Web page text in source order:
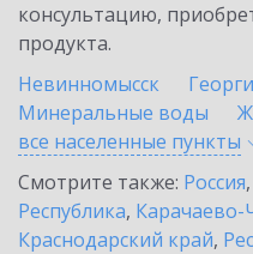
консультацию,
продукта.
Невинномысск
Минеральные воды
все населенные пункты
Смотрите также: Россия,
Республика, Карачаево-
Краснодарский край,